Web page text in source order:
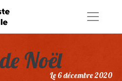
Noël
Le 6 décembre 2020